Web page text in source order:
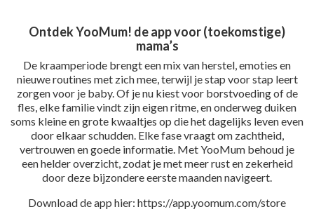
Ontdek YooMum! de app voor (toekomstige)
mama’s
De kraamperiode brengt een mix van herstel, emoties en
nieuwe routines met zich mee, terwijl je stap voor stap leert
zorgen voor je baby. Of je nu kiest voor borstvoeding of de
fles, elke familie vindt zijn eigen ritme, en onderweg duiken
soms kleine en grote kwaaltjes op die het dagelijks leven even
door elkaar schudden. Elke fase vraagt om zachtheid,
vertrouwen en goede informatie. Met YooMum behoud je
een helder overzicht, zodat je met meer rust en zekerheid
door deze bijzondere eerste maanden navigeert.
Download de app hier: https://app.yoomum.com/store